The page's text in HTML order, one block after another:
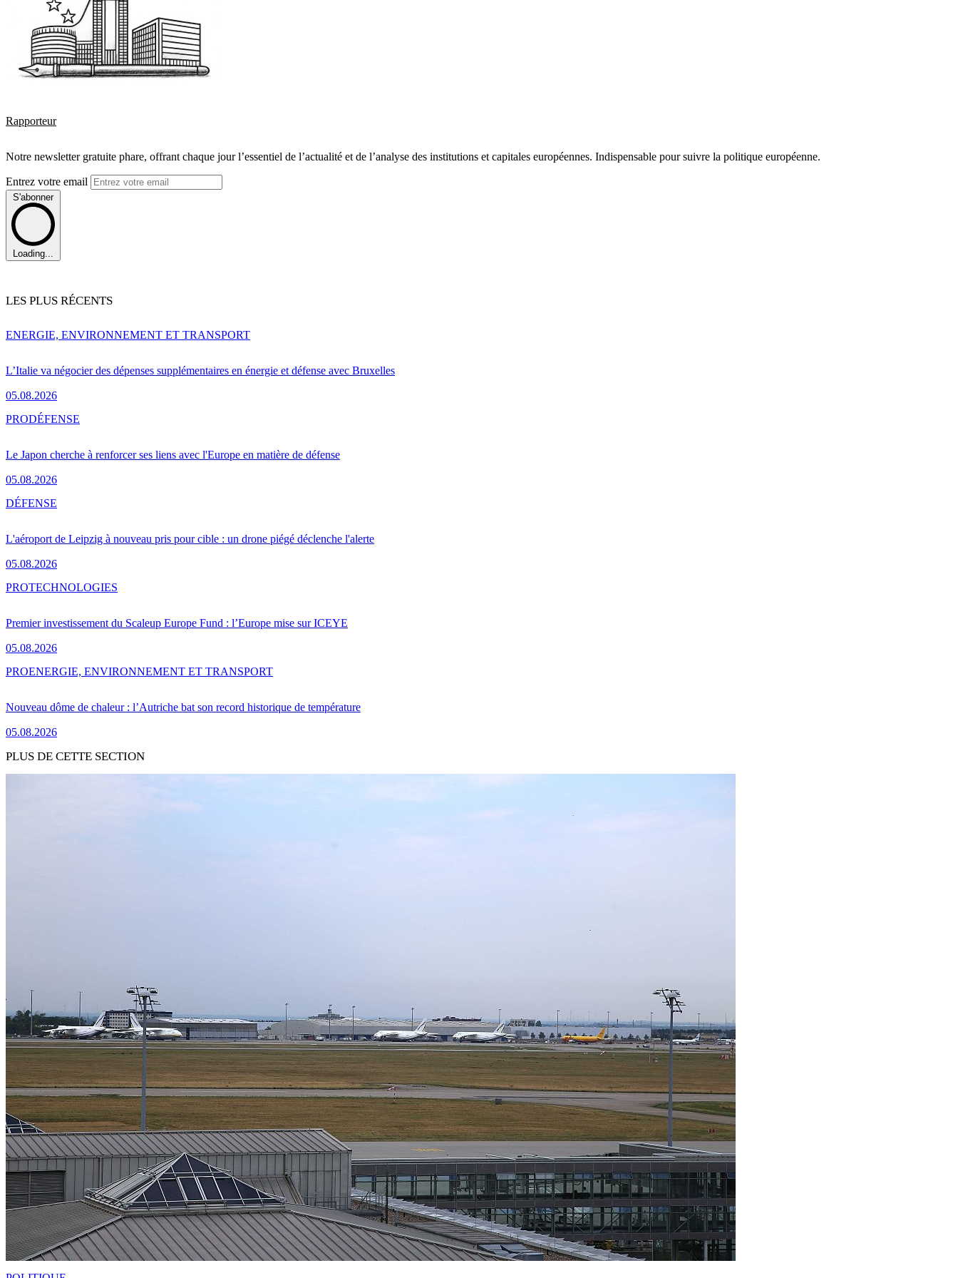
Rapporteur
Notre newsletter gratuite phare, offrant chaque jour l’essentiel de l’actualité et de l’analyse des institutions et capitales européennes. Indispensable pour suivre la politique européenne.
Entrez votre email
S'abonner
Loading...
LES PLUS RÉCENTS
L’Italie va négocier des dépenses supplémentaires en énergie et défense avec Bruxelles
05.08.2026
ENERGIE, ENVIRONNEMENT ET TRANSPORT
Le Japon cherche à renforcer ses liens avec l'Europe en matière de défense
05.08.2026
PRODÉFENSE
L'aéroport de Leipzig à nouveau pris pour cible : un drone piégé déclenche l'alerte
05.08.2026
DÉFENSE
Premier investissement du Scaleup Europe Fund : l’Europe mise sur ICEYE
05.08.2026
PROTECHNOLOGIES
Nouveau dôme de chaleur : l’Autriche bat son record historique de température
05.08.2026
PROENERGIE, ENVIRONNEMENT ET TRANSPORT
PLUS DE CETTE SECTION